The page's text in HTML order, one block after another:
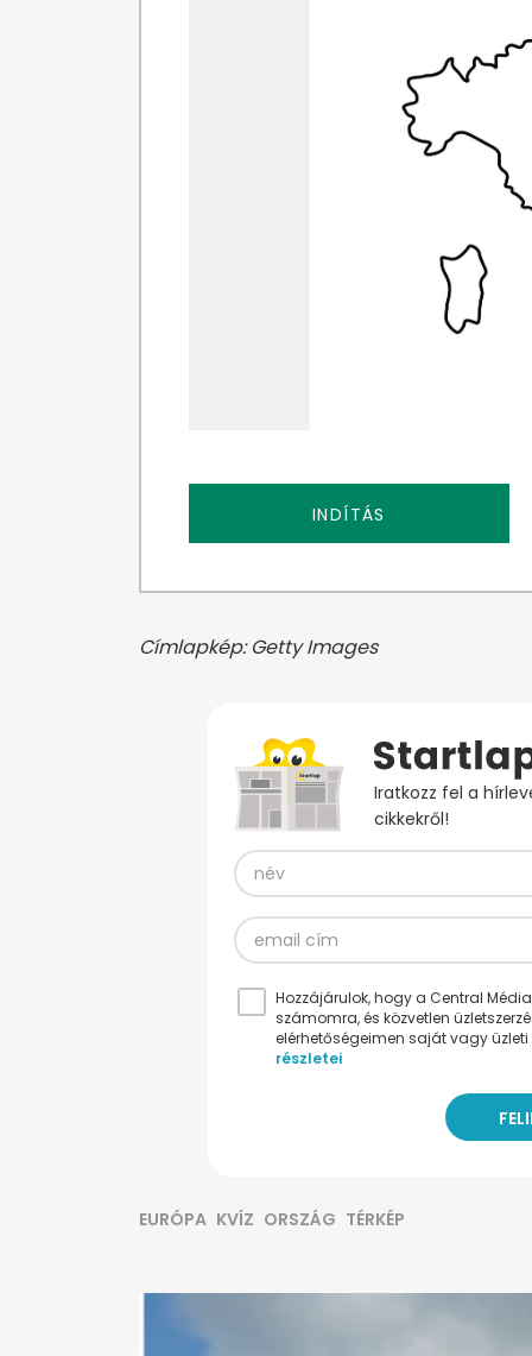
INDÍTÁS
Címlapkép: Getty Images
Iratkozz fel a
cikkekről!
Hozzájárulok, hogy a Central
számomra, és közvetlen
elérhetőségeimen saját vagy
részletei
EURÓPA KVÍZ ORSZÁG TÉRKÉP